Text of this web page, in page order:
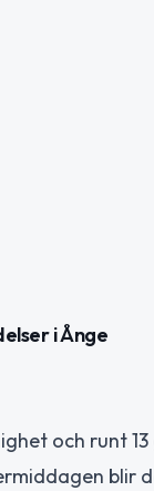
i Ånge
och runt
blir